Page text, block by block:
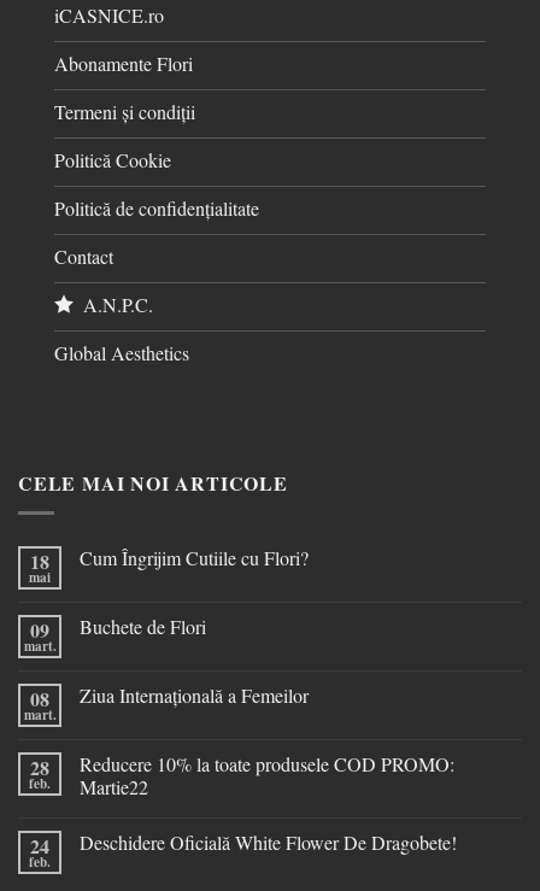
iCASNICE.ro
Abonamente Flori
Termeni și condiții
Politică Cookie
Politică de confidențialitate
Contact
A.N.P.C.
Global Aesthetics
CELE MAI NOI ARTICOLE
18
mai
Cum Îngrijim Cutiile cu Flori?
09
mart.
Buchete de Flori
08
mart.
Ziua Internațională a Femeilor
28
feb.
Reducere 10% la toate produsele COD PROMO:
Martie22
24
feb.
Deschidere Oficială White Flower De Dragobete!